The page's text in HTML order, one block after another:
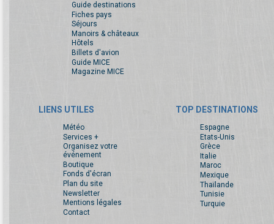
Guide destinations
Fiches pays
Séjours
Manoirs & châteaux
Hôtels
Billets d'avion
Guide MICE
Magazine MICE
LIENS UTILES
Météo
Services +
Organisez votre
événement
Boutique
Fonds d'écran
Plan du site
Newsletter
Mentions légales
Contact
TOP DESTINATIONS
Espagne
Etats-Unis
Grèce
Italie
Maroc
Mexique
Thaïlande
Tunisie
Turquie